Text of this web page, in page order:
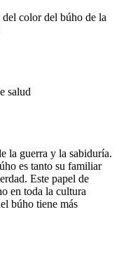
del color del búho de la
salud
la guerra y la sabiduría.
es tanto su familiar
Este papel de
en toda la cultura
búho tiene más